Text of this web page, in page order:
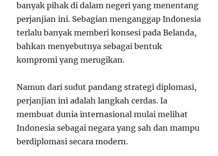
banyak pihak di dalam negeri yang menentang
perjanjian ini. Sebagian menganggap Indonesia
terlalu banyak memberi konsesi pada Belanda,
bahkan menyebutnya sebagai bentuk
kompromi yang merugikan.
Namun dari sudut pandang strategi diplomasi,
perjanjian ini adalah langkah cerdas. Ia
membuat dunia internasional mulai melihat
Indonesia sebagai negara yang sah dan mampu
berdiplomasi secara modern.